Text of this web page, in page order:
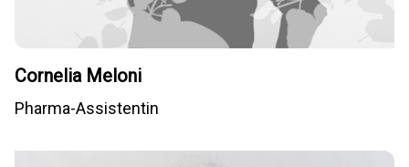
Cornelia Meloni
Pharma-Assistentin